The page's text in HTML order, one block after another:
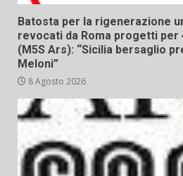
Batosta per la rigenerazione
revocati da Roma progetti per
(M5S Ars): “Sicilia bersaglio
Meloni”
8 Agosto 2026